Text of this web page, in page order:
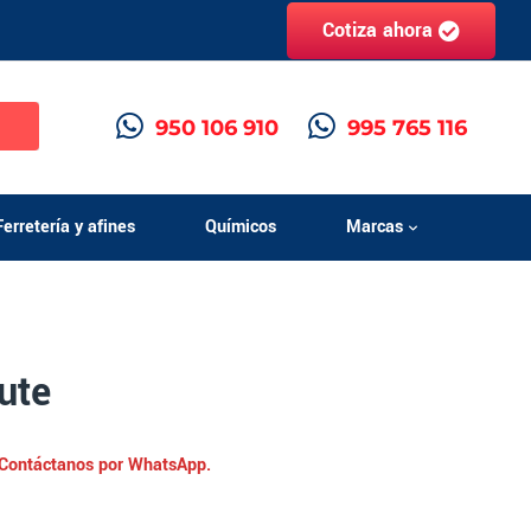
Cotiza ahora
950 106 910 995 765 116
y afines Químicos Marcas
por WhatsApp.